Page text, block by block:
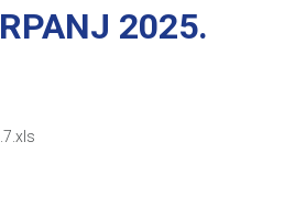
2025.